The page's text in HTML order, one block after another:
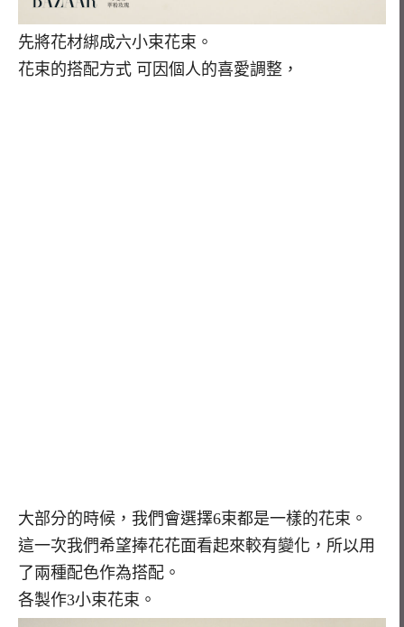
先將花材綁成六小束花束。
花束的搭配方式 可因個人的喜愛調整，
大部分的時候，我們會選擇6束都是一樣的花束。
這一次我們希望捧花花面看起來較有變化，所以用
了兩種配色作為搭配。
各製作3小束花束。